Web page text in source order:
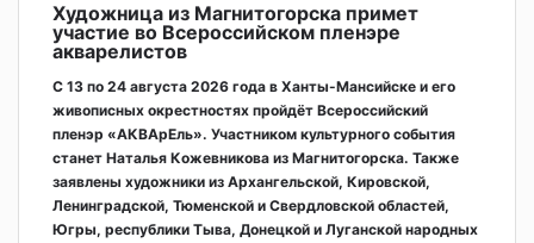
Художница из Магнитогорска примет
участие во Всероссийском пленэре
акварелистов
С 13 по 24 августа 2026 года в Ханты-Мансийске и его
живописных окрестностях пройдёт Всероссийский
пленэр «АКВАрЕль». Участником культурного события
станет Наталья Кожевникова из Магнитогорска. Также
заявлены художники из Архангельской, Кировской,
Ленинградской, Тюменской и Свердловской областей,
Югры, республики Тыва, Донецкой и Луганской народных